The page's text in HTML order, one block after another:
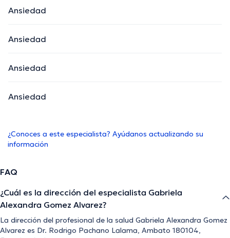
Ansiedad
Ansiedad
Ansiedad
Ansiedad
¿Conoces a este especialista? Ayúdanos actualizando su
información
FAQ
¿Cuál es la dirección del especialista Gabriela
Alexandra Gomez Alvarez?
La dirección del profesional de la salud Gabriela Alexandra Gomez
Alvarez es Dr. Rodrigo Pachano Lalama, Ambato 180104,